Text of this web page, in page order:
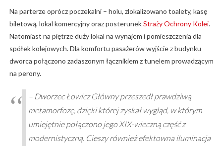
Na parterze oprócz poczekalni – holu, zlokalizowano toalety, kasę
biletową, lokal komercyjny oraz posterunekStraży Ochrony Kolei.
Natomiast na piętrze duży lokal na wynajem i pomieszczenia dla
spółek kolejowych. Dla komfortu pasażerów wyjście z budynku
dworca połączono zadaszonym łącznikiem z tunelem prowadzącym
na perony.
– Dworzec Łowicz Główny przeszedł prawdziwą
metamorfozę, dzięki której zyskał wygląd, w którym
umiejętnie połączono jego XIX-wieczną część z
modernistyczną. Cieszy również efektowna iluminacja